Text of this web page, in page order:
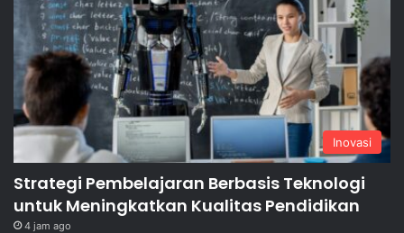
Inovasi
Strategi Pembelajaran Berbasis Teknologi
untuk Meningkatkan Kualitas Pendidikan
4 jam ago